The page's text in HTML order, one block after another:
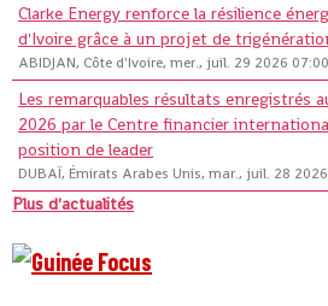
Clarke Energy renforce la résilience
d'Ivoire grâce à un projet de
ABIDJAN, Côte d'Ivoire, mer., juil. 29 2026 07:00
Les remarquables résultats enregistrés
2026 par le Centre financier
position de leader
DUBAÏ, Émirats Arabes Unis, mar., juil. 28 2026
Plus d'actualités